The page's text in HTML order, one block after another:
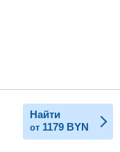
Найти
от 1179 BYN